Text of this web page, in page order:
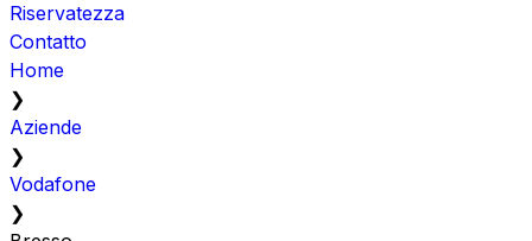
Riservatezza
Contatto
Home
❯
Aziende
❯
Vodafone
❯